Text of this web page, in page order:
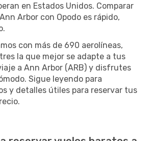
en Estados Unidos. Comparar
Arbor con Opodo es rápido,
con más de 690 aerolíneas,
la que mejor se adapte a tus
a Ann Arbor (ARB) y disfrutes
Sigue leyendo para
y detalles útiles para reservar tus